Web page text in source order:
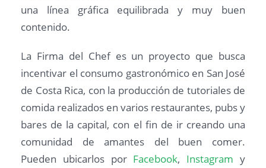
una línea gráfica equilibrada y muy buen
contenido.
La Firma del Chef es un proyecto que busca
incentivar el consumo gastronómico en San José
de Costa Rica, con la producción de tutoriales de
comida realizados en varios restaurantes, pubs y
bares de la capital, con el fin de ir creando una
comunidad de amantes del buen comer.
Pueden ubicarlos por Facebook, Instagram y